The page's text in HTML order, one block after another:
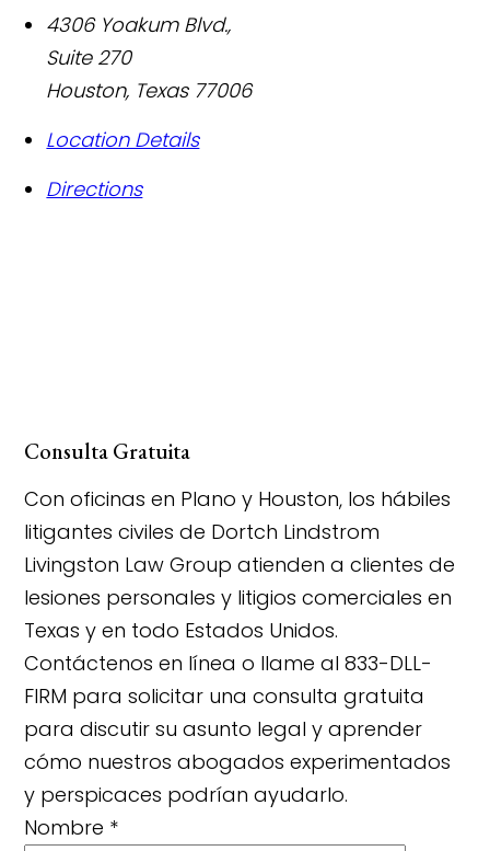
4306 Yoakum Blvd.,
Suite 270
Houston, Texas 77006
Location Details
Directions
Consulta Gratuita
Con oficinas en Plano y Houston, los hábiles
litigantes civiles de Dortch Lindstrom
Livingston Law Group atienden a clientes de
lesiones personales y litigios comerciales en
Texas y en todo Estados Unidos.
Contáctenos en línea o llame al 833-DLL-
FIRM para solicitar una consulta gratuita
para discutir su asunto legal y aprender
cómo nuestros abogados experimentados
y perspicaces podrían ayudarlo.
Nombre *